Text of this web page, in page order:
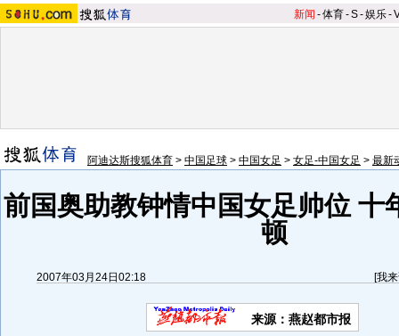
新闻 -体育-S-娱乐-
阿迪达斯搜狐体育 > 中国足球 > 中国女足 > 女足-中国女足 > 最新
前国奥助教钟情中国女足帅位 十
顿
2007年03月24日02:18 [我
来源：燕赵都市报